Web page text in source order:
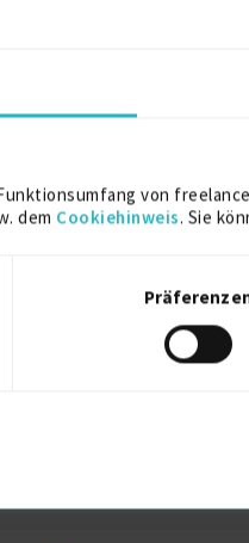
von
dem Cookiehinweis. Sie
Engineer – AI